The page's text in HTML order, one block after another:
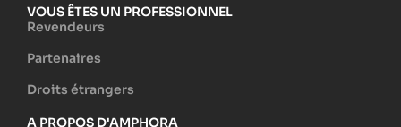
VOUS ÊTES UN PROFESSIONNEL
Revendeurs
Partenaires
Droits étrangers
A PROPOS D'AMPHORA